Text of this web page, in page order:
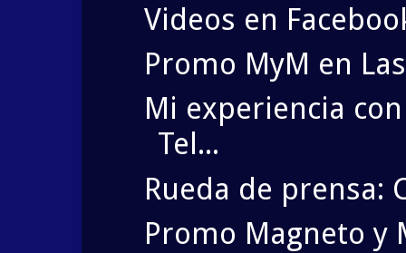
Videos en
Promo MyM en
Mi experiencia
Tel...
Rueda de prensa:
Promo Magneto y